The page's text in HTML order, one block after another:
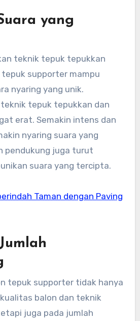
yang
teknik tepuk tepukkan
supporter mampu
nyaring yang unik.
tepuk tepukkan dan
erat. Semakin intens dan
nyaring suara yang
pendukung juga turut
suara yang tercipta.
Taman dengan Paving
tepuk supporter tidak hanya
balon dan teknik
juga pada jumlah